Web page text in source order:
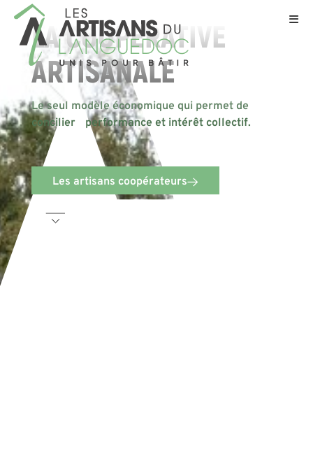
LA COOPÉRATIVE
ARTISANALE
Le seul modèle économique qui permet de
concilier performance et intérêt collectif.
Les artisans coopérateurs